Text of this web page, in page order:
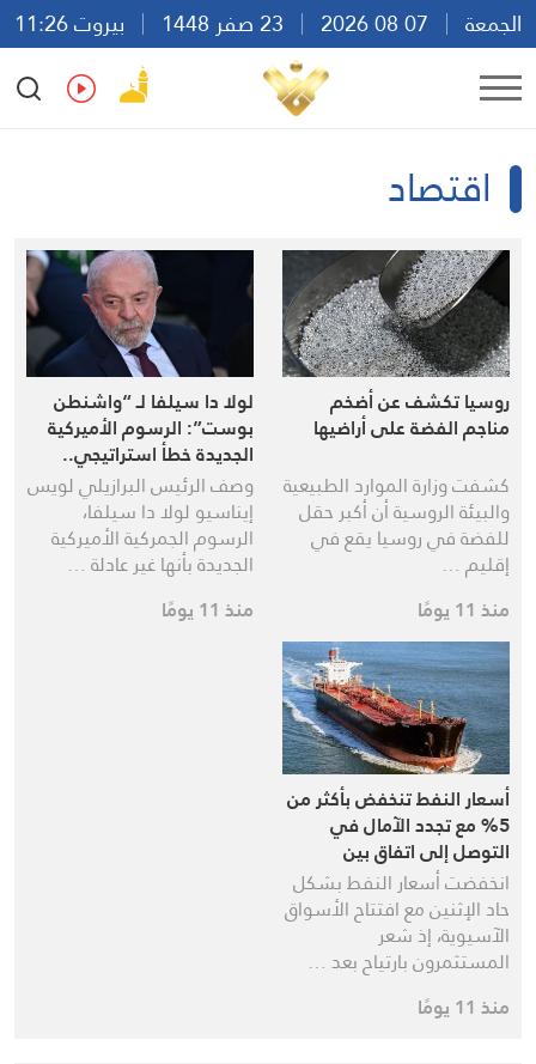
الجمعة
بيروت 11:26
Ar
En Fr Es
اقتصاد
روسيا تكشف عن أضخم
مناجم الفضة على أراضيها
كشفت وزارة الموارد الطبيعية
والبيئة الروسية أن أكبر حقل
للفضة في روسيا يقع في
إقليم …
منذ 11 يومًا
لولا دا سيلفا لـ “واشنطن
بوست”: الرسوم الأميركية
الجديدة خطأ استراتيجي..
ونرفض الخضوع
وصف الرئيس البرازيلي لويس
إيناسيو لولا دا سيلفا،
الرسوم الجمركية الأميركية
الجديدة بأنها غير عادلة …
منذ 11 يومًا
أسعار النفط تنخفض بأكثر من
5% مع تجدد الآمال في
التوصل إلى اتفاق بين
واشنطن وطهران
انخفضت أسعار النفط بشكل
حاد الإثنين مع افتتاح الأسواق
الآسيوية، إذ شعر
المستثمرون بارتياح بعد …
منذ 11 يومًا